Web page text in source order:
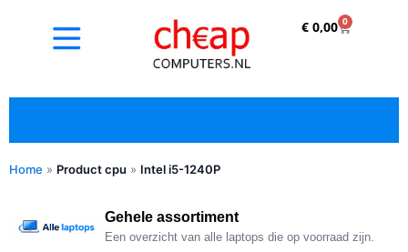
€0,00 0
✓ Refurbished kopen met duidelijke 5-sterren
Home » Product cpu » Intel i5-1240P
Gehele assortiment
Een overzicht van alle laptops die op voorraad zijn.